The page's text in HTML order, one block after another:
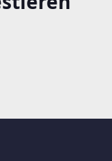
Daten, wie